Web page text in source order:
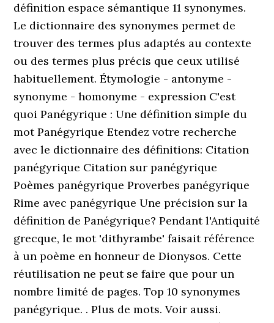
définition espace sémantique 11 synonymes.
Le dictionnaire des synonymes permet de
trouver des termes plus adaptés au contexte
ou des termes plus précis que ceux utilisé
habituellement. Étymologie - antonyme -
synonyme - homonyme - expression C'est
quoi Panégyrique : Une définition simple du
mot Panégyrique Etendez votre recherche
avec le dictionnaire des définitions: Citation
panégyrique Citation sur panégyrique
Poèmes panégyrique Proverbes panégyrique
Rime avec panégyrique Une précision sur la
définition de Panégyrique? Pendant l'Antiquité
grecque, le mot 'dithyrambe' faisait référence
à un poème en honneur de Dionysos. Cette
réutilisation ne peut se faire que pour un
nombre limité de pages. Top 10 synonymes
panégyrique. . Plus de mots. Voir aussi.